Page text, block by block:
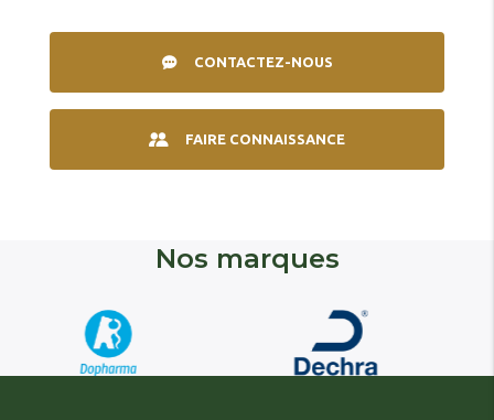
CONTACTEZ-NOUS
FAIRE CONNAISSANCE
Nos marques